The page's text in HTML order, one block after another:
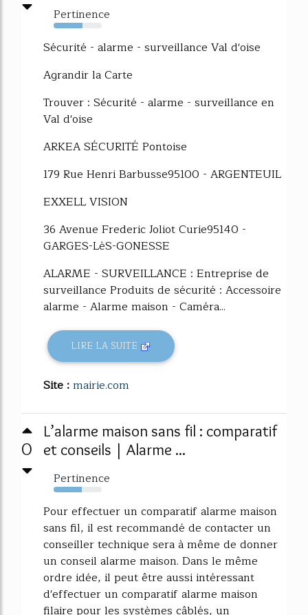
Pertinence
60%
Sécurité - alarme - surveillance Val d'oise
Agrandir la Carte
Trouver : Sécurité - alarme - surveillance en
Val d'oise
ARKEA SÉCURITÉ Pontoise
179 Rue Henri Barbusse95100 - ARGENTEUIL
EXXELL VISION
36 Avenue Frederic Joliot Curie95140 -
GARGES-LèS-GONESSE
ALARME - SURVEILLANCE : Entreprise de
surveillance Produits de sécurité : Accessoire
alarme - Alarme maison - Caméra...
LIRE LA SUITE
Site :mairie.com
0
L’alarme maison sans fil : comparatif
et conseils | Alarme ...
Pertinence
59%
Pour effectuer un comparatif alarme maison
sans fil, il est recommandé de contacter un
conseiller technique sera à même de donner
un conseil alarme maison. Dans le même
ordre idée, il peut être aussi intéressant
d'effectuer un comparatif alarme maison
filaire pour les systèmes câblés, un